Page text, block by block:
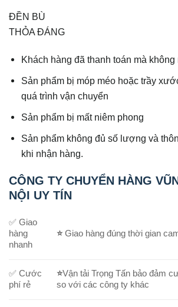
ĐỀN BÙ
THỎA ĐÁNG
Khách hàng đã thanh toán mà
Sản phẩm bị móp méo hoặc trầy
quá trình vận chuyển
Sản phẩm bị mất niêm phong
Sản phẩm không đủ số lượng và
khi nhận hàng.
CÔNG TY CHUYỂN HÀNG
NỘI UY TÍN
✅ Giao
hàng
nhanh
⭐Giao hàng đúng thời gian
✅ Cước
phí rẻ
⭐Vận tải Trọng Tấn bảo đảm
so với các công ty khác